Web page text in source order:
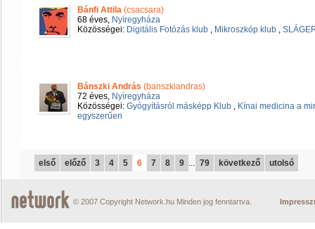
Bánfi Attila (csacsara)
68 éves, Nyíregyháza
Közösségei: Digitális Fotózás klub , Mikroszkóp klub ,
Bánszki András (banszkiandras)
72 éves, Nyíregyháza
Közösségei: Gyógyításról másképp Klub , Kínai medicina a
egyszerűen
első előző 3 4 5 6 7 8 9 ... 79 következő utolsó
© 2007 Copyright Network.hu Minden jog fenntartva.